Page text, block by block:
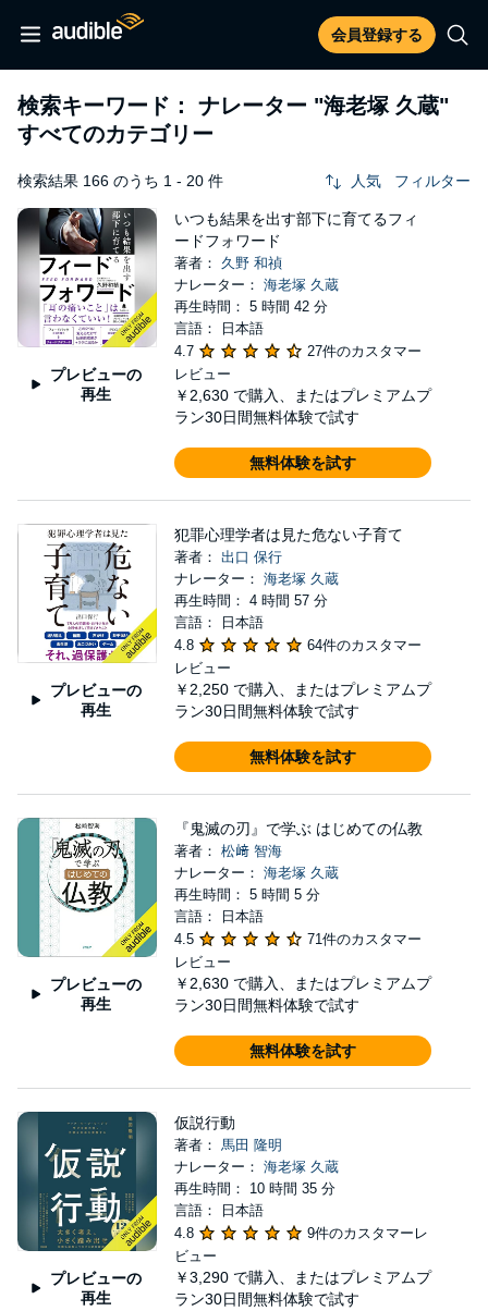
会員登録する
検索キーワード： ナレーター "海老塚 久蔵"
すべてのカテゴリー
検索結果 166 のうち 1 - 20 件 人気 フィルター
プレビューの
再生
いつも結果を出す部下に育てるフィ
ードフォワード
著者： 久野 和禎
ナレーター： 海老塚 久蔵
再生時間： 5 時間 42 分
言語： 日本語
4.7
27件のカスタマー
レビュー
￥2,630 で購入、またはプレミアムプ
ラン30日間無料体験で試す
無料体験を試す
プレビューの
再生
犯罪心理学者は見た危ない子育て
著者： 出口 保行
ナレーター： 海老塚 久蔵
再生時間： 4 時間 57 分
言語： 日本語
4.8
64件のカスタマー
レビュー
￥2,250 で購入、またはプレミアムプ
ラン30日間無料体験で試す
無料体験を試す
プレビューの
再生
『鬼滅の刃』で学ぶ はじめての仏教
著者： 松﨑 智海
ナレーター： 海老塚 久蔵
再生時間： 5 時間 5 分
言語： 日本語
4.5
71件のカスタマー
レビュー
￥2,630 で購入、またはプレミアムプ
ラン30日間無料体験で試す
無料体験を試す
プレビューの
再生
仮説行動
著者： 馬田 隆明
ナレーター： 海老塚 久蔵
再生時間： 10 時間 35 分
言語： 日本語
4.8
9件のカスタマーレ
ビュー
￥3,290 で購入、またはプレミアムプ
ラン30日間無料体験で試す